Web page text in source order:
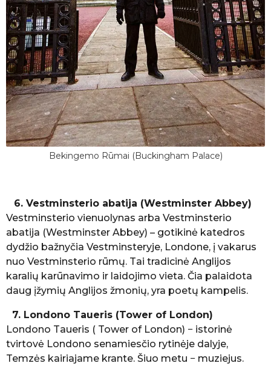
Bekingemo Rūmai (Buckingham Palace)
6. Vestminsterio abatija (Westminster Abbey)
Vestminsterio vienuolynas arba Vestminsterio
abatija (Westminster Abbey) – gotikinė katedros
dydžio bažnyčia Vestminsteryje, Londone, į vakarus
nuo Vestminsterio rūmų. Tai tradicinė Anglijos
karalių karūnavimo ir laidojimo vieta. Čia palaidota
daug įžymių Anglijos žmonių, yra poetų kampelis.
7. Londono Taueris (Tower of London)
Londono Taueris ( Tower of London) − istorinė
tvirtovė Londono senamiesčio rytinėje dalyje,
Temzės kairiajame krante. Šiuo metu − muziejus.